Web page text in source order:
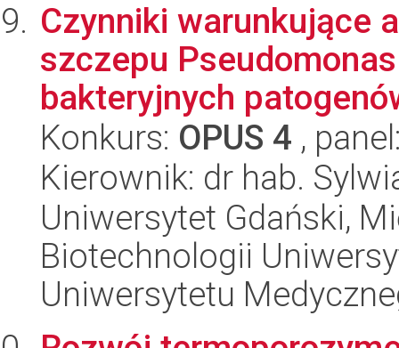
Czynniki warunkujące
szczepu
bakteryjnych
Konkurs: OPUS 4 ,
Kierownik: dr hab.
Uniwersytet Gdański,
Biotechnologii
Uniwersytetu